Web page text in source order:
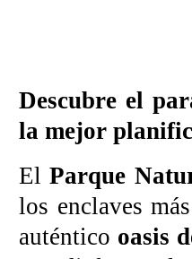
Descubre el
la mejor
ElParque
los enclaves
auténtico oasis